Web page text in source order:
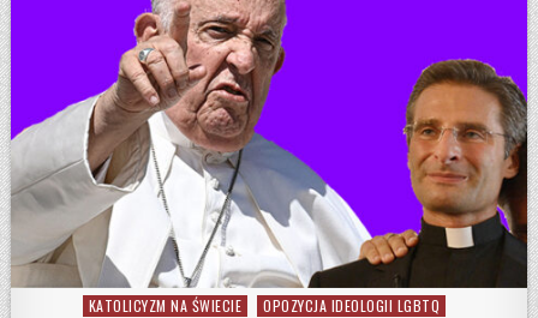
Posted in
KATOLICYZM NA ŚWIECIE
OPOZYCJA IDEOLOGII LGBTQ